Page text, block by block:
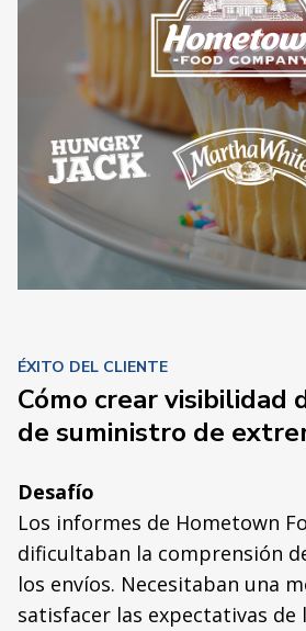
ÉXITO DEL CLIENTE
Cómo crear visibilidad
de suministro de
Desafío
Los informes de Hometown
dificultaban la comprensión
los envíos. Necesitaban una
satisfacer las expectativas de